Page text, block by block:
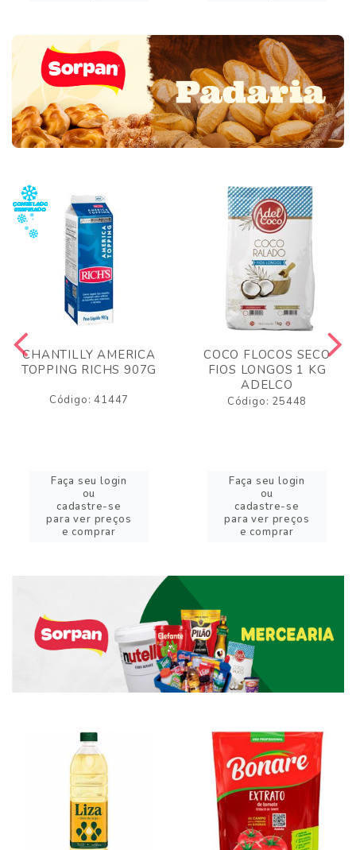
CHANTILLY AMERICA
TOPPING RICHS 907G
Código: 41447
Faça seu login
ou
cadastre-se
para ver preços
e comprar
COCO FLOCOS SECO
FIOS LONGOS 1 KG
ADELCO
Código: 25448
Faça seu login
ou
cadastre-se
para ver preços
e comprar